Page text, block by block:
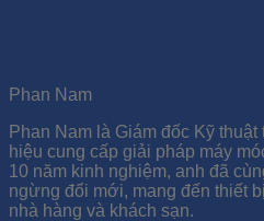
Phan Nam
Phan Nam là Giám đốc Kỹ
hiệu cung cấp giải pháp máy
10 năm kinh nghiệm, anh đã
ngừng đổi mới, mang đến thiết
nhà hàng và khách sạn.